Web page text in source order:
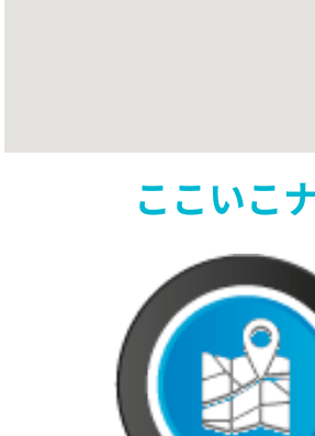
ここいこ